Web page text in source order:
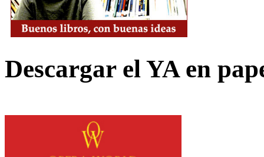
Descargar el YA en